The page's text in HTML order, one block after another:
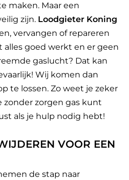
maken. Maar een
zijn. Loodgieter Koning
vervangen of repareren
alles goed werkt en er geen
gaslucht? Dat kan
Wij komen dan
te lossen. Zo weet je zeker
zonder zorgen gas kunt
als je hulp nodig hebt!
VOOR EEN
de stap naar